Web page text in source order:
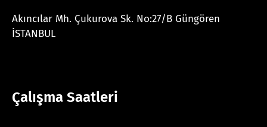
Akıncılar Mh. Çukurova Sk. No:27/B Güngören
İSTANBUL
Çalışma Saatleri